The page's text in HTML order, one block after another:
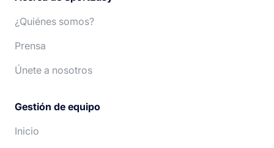
¿Quiénes somos?
Prensa
Únete a nosotros
Gestión de equipo
Inicio